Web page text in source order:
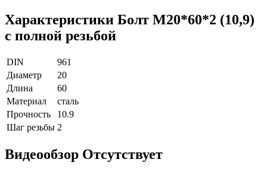
Характеристики Болт М20*60*2 (10,9)
с полной резьбой
DIN
961
Диаметр
20
Длина
60
Материал
сталь
Прочность
10.9
Шаг резьбы 2
Видеообзор Отсутствует